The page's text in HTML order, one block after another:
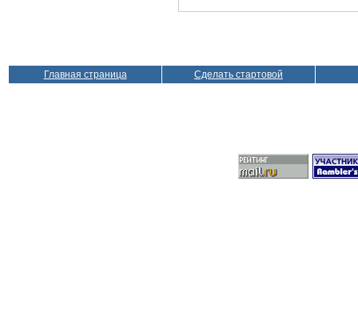
Главная страница Сделать стартовой